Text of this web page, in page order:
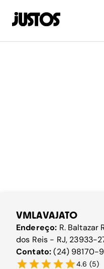
VMLAVAJATO
Endereço: R. Baltazar
dos Reis - RJ, 23933-
Contato:(24) 98170-
4.6 (5)